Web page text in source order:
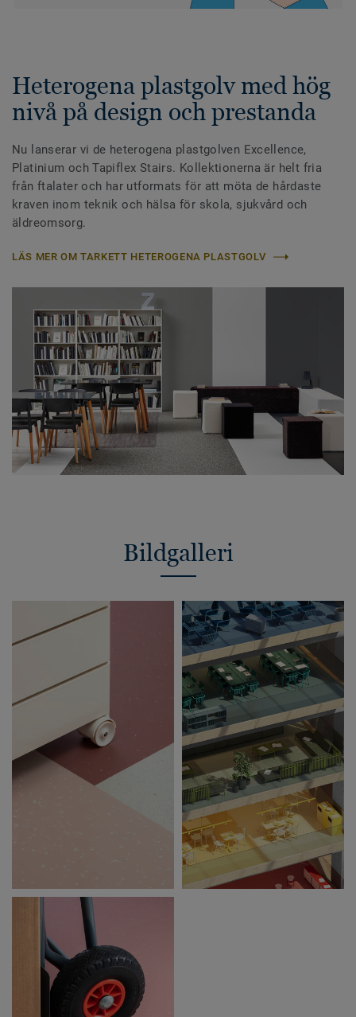
Heterogena plastgolv med hög
nivå på design och prestanda
Nu lanserar vi de heterogena plastgolven Excellence,
Platinium och Tapiflex Stairs. Kollektionerna är helt fria
från ftalater och har utformats för att möta de hårdaste
kraven inom teknik och hälsa för skola, sjukvård och
äldreomsorg.
LÄS MER OM TARKETT HETEROGENA PLASTGOLV
Bildgalleri